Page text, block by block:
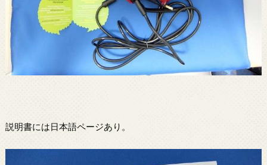
説明書には日本語ページあり。